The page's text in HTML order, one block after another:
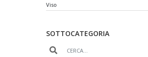
Viso
SOTTOCATEGORIA